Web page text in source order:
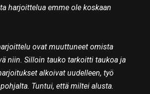
harjoittelua emme ole koskaan
ovat muuttuneet omista
niin. Silloin tauko tarkoitti taukoa ja
alkoivat uudelleen, työ
Tuntui, että miltei alusta.